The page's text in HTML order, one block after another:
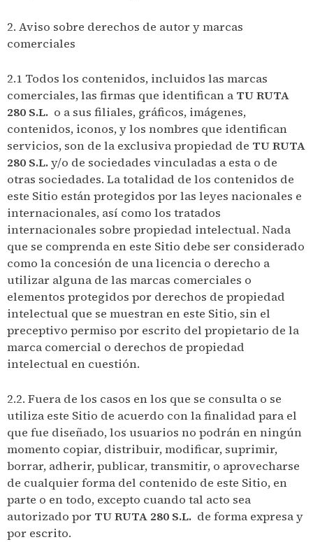
2. Aviso sobre derechos de autor y marcas
comerciales
2.1 Todos los contenidos, incluidos las marcas
comerciales, las firmas que identifican a TU RUTA
280 S.L. o a sus filiales, gráficos, imágenes,
contenidos, iconos, y los nombres que identifican
servicios, son de la exclusiva propiedad de TU RUTA
280 S.L.y/o de sociedades vinculadas a esta o de
otras sociedades. La totalidad de los contenidos de
este Sitio están protegidos por las leyes nacionales e
internacionales, así como los tratados
internacionales sobre propiedad intelectual. Nada
que se comprenda en este Sitio debe ser considerado
como la concesión de una licencia o derecho a
utilizar alguna de las marcas comerciales o
elementos protegidos por derechos de propiedad
intelectual que se muestran en este Sitio, sin el
preceptivo permiso por escrito del propietario de la
marca comercial o derechos de propiedad
intelectual en cuestión.
2.2. Fuera de los casos en los que se consulta o se
utiliza este Sitio de acuerdo con la finalidad para el
que fue diseñado, los usuarios no podrán en ningún
momento copiar, distribuir, modificar, suprimir,
borrar, adherir, publicar, transmitir, o aprovecharse
de cualquier forma del contenido de este Sitio, en
parte o en todo, excepto cuando tal acto sea
autorizado por TU RUTA 280 S.L. de forma expresa y
por escrito.